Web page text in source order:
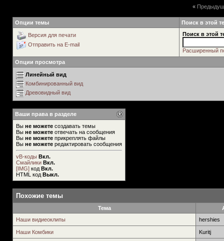
«
Опции темы Поиск в этой
Версия для печати
Отправить на E-mail
Поиск в этой
Расширенный
Опции просмотра
Линейный вид
Комбинированный вид
Древовидный вид
Ваши права в разделе
Вы не можете создавать темы
Вы не можете отвечать на сообщения
Вы не можете прикреплять файлы
Вы не можете редактировать сообщения
vB-коды Вкл.
Смайлики Вкл.
[IMG] код Вкл.
HTML код Выкл.
Похожие темы
Тема
Наши видиеоклипы
hershies
Наши Комбики Kuritj